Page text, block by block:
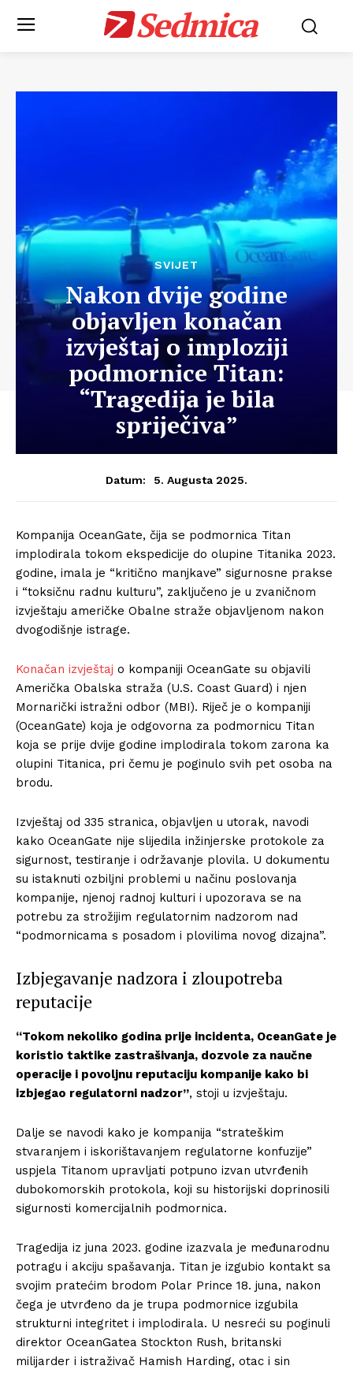
Sedmica
SVIJET
Nakon dvije godine
objavljen konačan
izvještaj o imploziji
podmornice Titan:
“Tragedija je bila
spriječiva”
Datum: 5. Augusta 2025.
Kompanija OceanGate, čija se podmornica Titan
implodirala tokom ekspedicije do olupine Titanika 2023.
godine, imala je “kritično manjkave” sigurnosne prakse
i “toksičnu radnu kulturu”, zaključeno je u zvaničnom
izvještaju američke Obalne straže objavljenom nakon
dvogodišnje istrage.
Konačan izvještaj o kompaniji OceanGate su objavili
Američka Obalska straža (U.S. Coast Guard) i njen
Mornarički istražni odbor (MBI). Riječ je o kompaniji
(OceanGate) koja je odgovorna za podmornicu Titan
koja se prije dvije godine implodirala tokom zarona ka
olupini Titanica, pri čemu je poginulo svih pet osoba na
brodu.
Izvještaj od 335 stranica, objavljen u utorak, navodi
kako OceanGate nije slijedila inžinjerske protokole za
sigurnost, testiranje i održavanje plovila. U dokumentu
su istaknuti ozbiljni problemi u načinu poslovanja
kompanije, njenoj radnoj kulturi i upozorava se na
potrebu za strožijim regulatornim nadzorom nad
“podmornicama s posadom i plovilima novog dizajna”.
Izbjegavanje nadzora i zloupotreba
reputacije
“Tokom nekoliko godina prije incidenta, OceanGate je
koristio taktike zastrašivanja, dozvole za naučne
operacije i povoljnu reputaciju kompanije kako bi
izbjegao regulatorni nadzor”, stoji u izvještaju.
Dalje se navodi kako je kompanija “strateškim
stvaranjem i iskorištavanjem regulatorne konfuzije”
uspjela Titanom upravljati potpuno izvan utvrđenih
dubokomorskih protokola, koji su historijski doprinosili
sigurnosti komercijalnih podmornica.
Tragedija iz juna 2023. godine izazvala je međunarodnu
potragu i akciju spašavanja. Titan je izgubio kontakt sa
svojim pratećim brodom Polar Prince 18. juna, nakon
čega je utvrđeno da je trupa podmornice izgubila
strukturni integritet i implodirala. U nesreći su poginuli
direktor OceanGatea Stockton Rush, britanski
milijarder i istraživač Hamish Harding, otac i sin